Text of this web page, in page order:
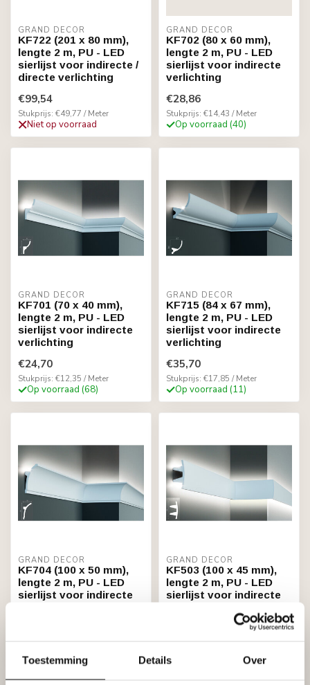
Toestemming Details Over
GRAND DECOR
KF722 (201 x 80 mm),
lengte 2 m, PU - LED
sierlijst voor indirecte /
directe verlichting
€99,54
Stukprijs: €49,77 / Meter
Niet op voorraad
GRAND DECOR
KF702 (80 x 60 mm),
lengte 2 m, PU - LED
sierlijst voor indirecte
verlichting
€28,86
Stukprijs: €14,43 / Meter
Op voorraad (40)
GRAND DECOR
KF701 (70 x 40 mm),
lengte 2 m, PU - LED
sierlijst voor indirecte
verlichting
€24,70
Stukprijs: €12,35 / Meter
Op voorraad (68)
GRAND DECOR
KF715 (84 x 67 mm),
lengte 2 m, PU - LED
sierlijst voor indirecte
verlichting
€35,70
Stukprijs: €17,85 / Meter
Op voorraad (11)
GRAND DECOR
KF704 (100 x 50 mm),
lengte 2 m, PU - LED
sierlijst voor indirecte
Op voorraad (24)
GRAND DECOR
KF503 (100 x 45 mm),
lengte 2 m, PU - LED
sierlijst voor indirecte
Niet op voorraad